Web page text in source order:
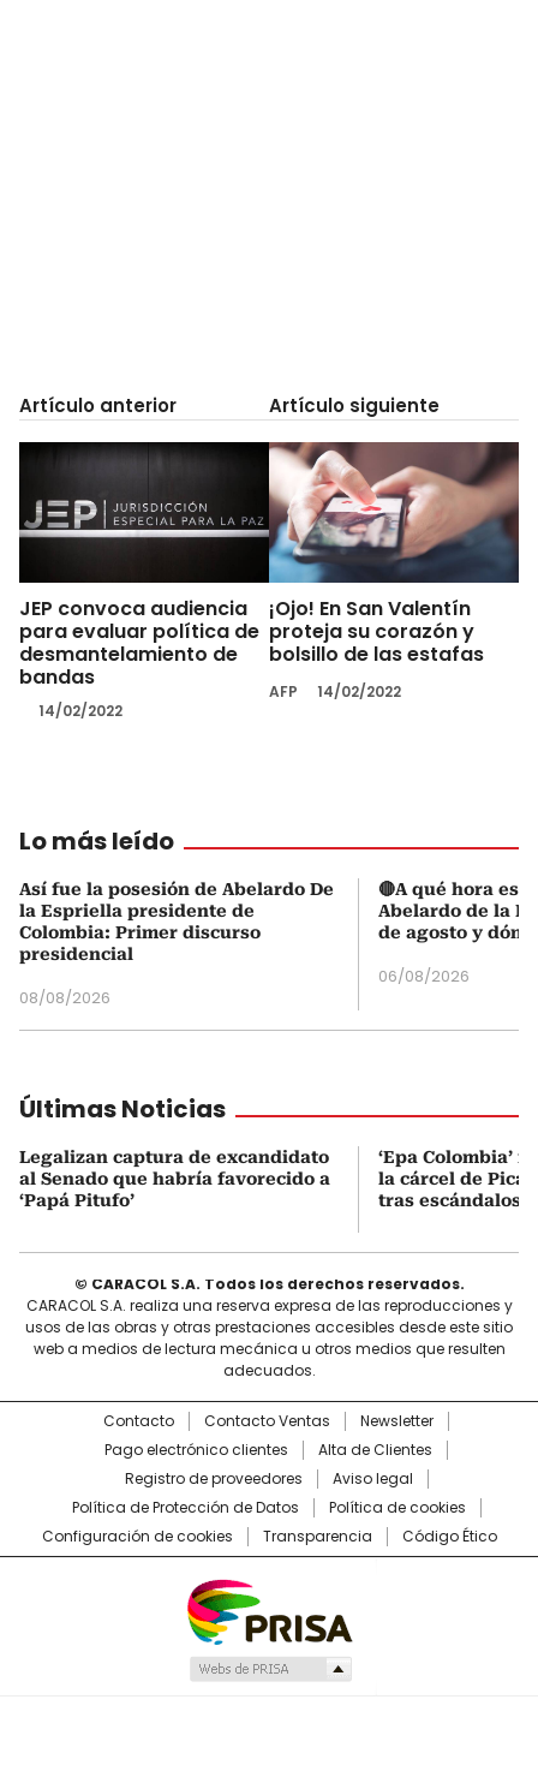
Artículo anterior
JEP convoca audiencia
para evaluar política de
desmantelamiento de
bandas
14/02/2022
Artículo siguiente
¡Ojo! En San Valentín
proteja su corazón y
bolsillo de las estafas
AFP 14/02/2022
Lo más leído
Así fue la posesión de Abelardo De
la Espriella presidente de
Colombia: Primer discurso
presidencial
08/08/2026
🔴A qué hora es
Abelardo de la
de agosto y
06/08/2026
Últimas Noticias
Legalizan captura de excandidato
al Senado que habría favorecido a
‘Papá Pitufo’
‘Epa Colombia’
la cárcel de
tras escándalos
© CARACOL S.A. Todos los derechos reservados.
CARACOL S.A. realiza una reserva expresa de las reproducciones y
usos de las obras y otras prestaciones accesibles desde este sitio
web a medios de lectura mecánica u otros medios que resulten
adecuados.
Contacto Contacto Ventas
Newsletter
Pago electrónico clientes
Alta de Clientes
Registro de proveedores
Aviso legal
Política de Protección de Datos
Política de cookies
Configuración de cookies
Transparencia Código Ético